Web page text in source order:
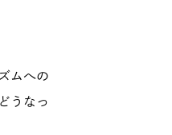
ムへの
うなっ